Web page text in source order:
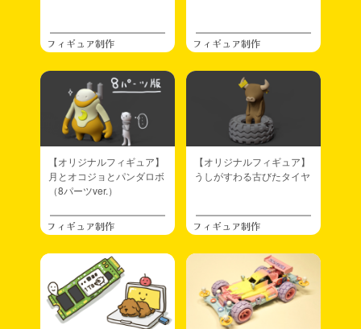
フィギュア制作 フィギュア制作
【オリジナルフィギュア】
月とオコジョとパンダロボ
（8パーツver.）
フィギュア制作
【オリジナルフィギュア】
うしがすわる古びたタイヤ
フィギュア制作